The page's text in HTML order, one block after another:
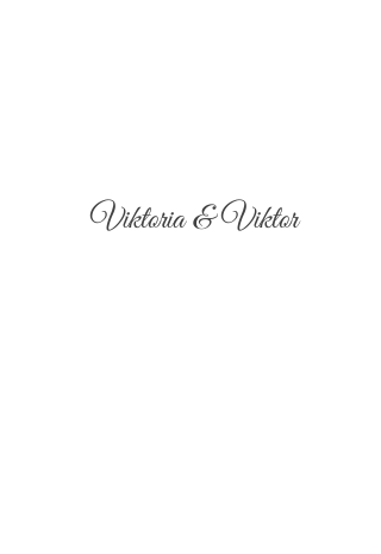
Viktoria & Viktor